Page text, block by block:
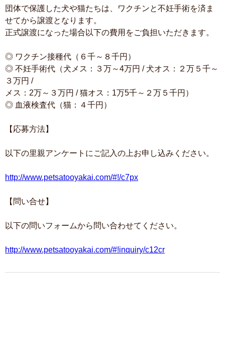
団体で保護した犬や猫たちは、ワクチンと不妊手術を済ま
せてから譲渡となります。
正式譲渡になった場合以下の費用をご負担いただきます。
◎ ワクチン接種代（６千～８千円）
◎ 不妊手術代（犬メス：３万～4万円 / 犬オス：２万５千～
３万円 /
メス：2万～３万円 / 猫オス：1万5千～２万５千円）
◎ 血液検査代（猫：４千円）
【応募方法】
以下の里親アンケートにご記入の上お申し込みください。
http://www.petsatooyakai.com/#!/c7px
【問い合せ】
以下の問いフォームから問い合わせてください。
http://www.petsatooyakai.com/#!inquiry/c12cr